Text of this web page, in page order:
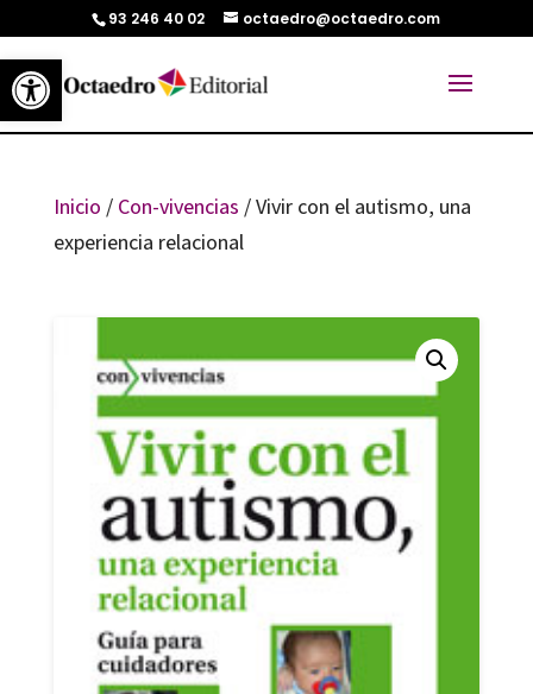
Abrir barra de herramientas
93 246 40 02 octaedro@octaedro.com
Inicio / Con-vivencias / Vivir con el autismo, una
experiencia relacional